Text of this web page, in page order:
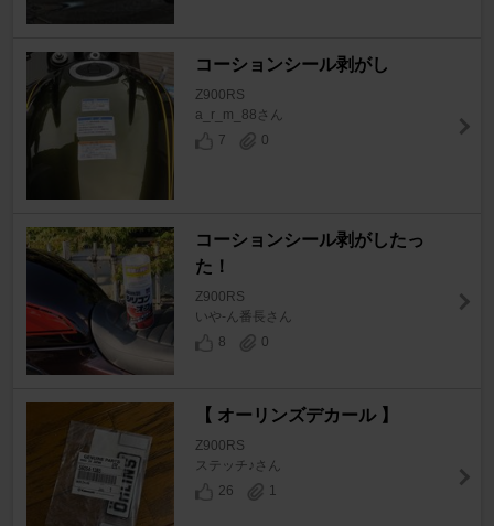
コーションシール剥がし
Z900RS
a_r_m_88さん
7
0
コーションシール剥がしたっ
た！
Z900RS
いや-ん番長さん
8
0
【 オーリンズデカール 】
Z900RS
ステッチ♪さん
26
1